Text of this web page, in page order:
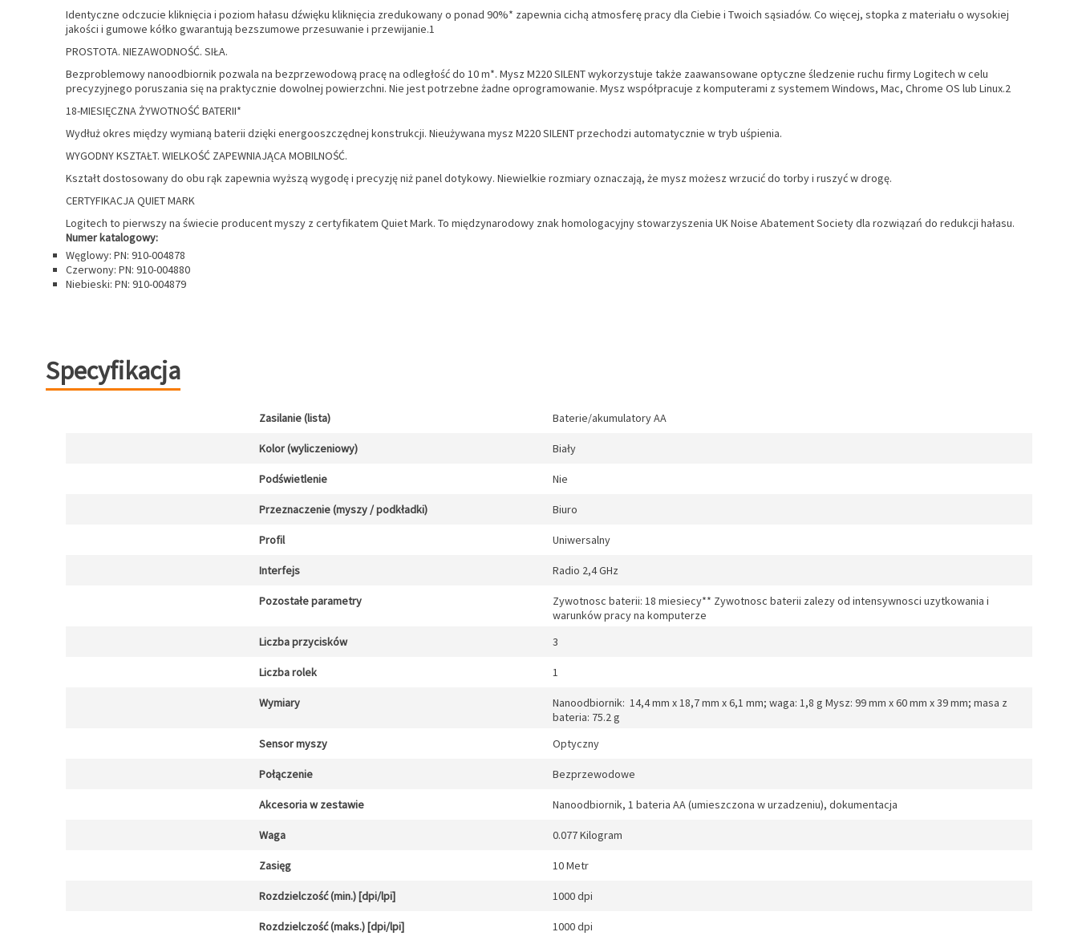
Identyczne odczucie kliknięcia i poziom hałasu dźwięku kliknięcia zredukowany o ponad 90%* zapewnia cichą atmosferę pracy dla Ciebie i Twoich sąsiadów. Co więcej, stopka z materiału o wysokiej
jakości i gumowe kółko gwarantują bezszumowe przesuwanie i przewijanie.1
PROSTOTA. NIEZAWODNOŚĆ. SIŁA.
Bezproblemowy nanoodbiornik pozwala na bezprzewodową pracę na odległość do 10 m*. Mysz M220 SILENT wykorzystuje także zaawansowane optyczne śledzenie ruchu firmy Logitech w celu
precyzyjnego poruszania się na praktycznie dowolnej powierzchni. Nie jest potrzebne żadne oprogramowanie. Mysz współpracuje z komputerami z systemem Windows, Mac, Chrome OS lub Linux.2
18-MIESIĘCZNA ŻYWOTNOŚĆ BATERII*
Wydłuż okres między wymianą baterii dzięki energooszczędnej konstrukcji. Nieużywana mysz M220 SILENT przechodzi automatycznie w tryb uśpienia.
WYGODNY KSZTAŁT. WIELKOŚĆ ZAPEWNIAJĄCA MOBILNOŚĆ.
Kształt dostosowany do obu rąk zapewnia wyższą wygodę i precyzję niż panel dotykowy. Niewielkie rozmiary oznaczają, że mysz możesz wrzucić do torby i ruszyć w drogę.
CERTYFIKACJA QUIET MARK
Logitech to pierwszy na świecie producent myszy z certyfikatem Quiet Mark. To międzynarodowy znak homologacyjny stowarzyszenia UK Noise Abatement Society dla rozwiązań do redukcji hałasu.
Numer katalogowy:
Węglowy: PN: 910-004878
Czerwony: PN: 910-004880
Niebieski: PN: 910-004879
Specyfikacja
Zasilanie (lista) Baterie/akumulatory AA
Kolor (wyliczeniowy) Biały
Podświetlenie Nie
Przeznaczenie (myszy / podkładki) Biuro
Profil Uniwersalny
Interfejs Radio 2,4 GHz
Pozostałe parametry
Zywotnosc baterii: 18 miesiecy** Zywotnosc baterii zalezy od intensywnosci uzytkowania i
warunków pracy na komputerze
Liczba przycisków
3
Liczba rolek 1
Wymiary
Nanoodbiornik: 14,4 mm x 18,7 mm x 6,1 mm; waga: 1,8 g Mysz: 99 mm x 60 mm x 39 mm; masa z
bateria: 75.2 g
Sensor myszy
Optyczny
Połączenie Bezprzewodowe
Akcesoria w zestawie Nanoodbiornik, 1 bateria AA (umieszczona w urzadzeniu), dokumentacja
Waga 0.077 Kilogram
Zasięg 10 Metr
Rozdzielczość (min.) [dpi/lpi] 1000 dpi
Rozdzielczość (maks.) [dpi/lpi] 1000 dpi